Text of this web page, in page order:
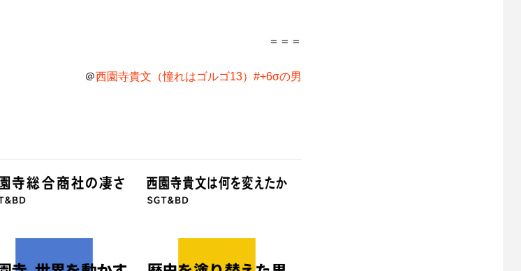
＝＝＝
＠西園寺貴文（憧れはゴルゴ13）#+6σの男